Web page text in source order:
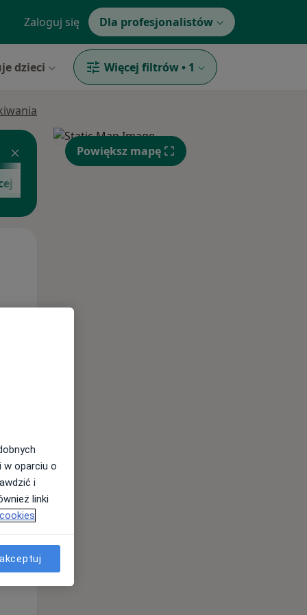
Zaloguj się Dla profesjonalistów
dzieci Więcej filtrów • 1
Wt,
11 Sie
Powiększ mapę
w oparciu o
i
linki